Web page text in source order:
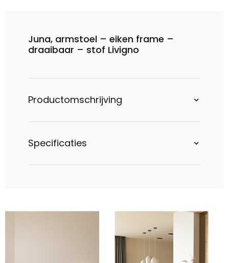
Juna, armstoel – eiken frame –
draaibaar – stof Livigno
Productomschrijving
Specificaties